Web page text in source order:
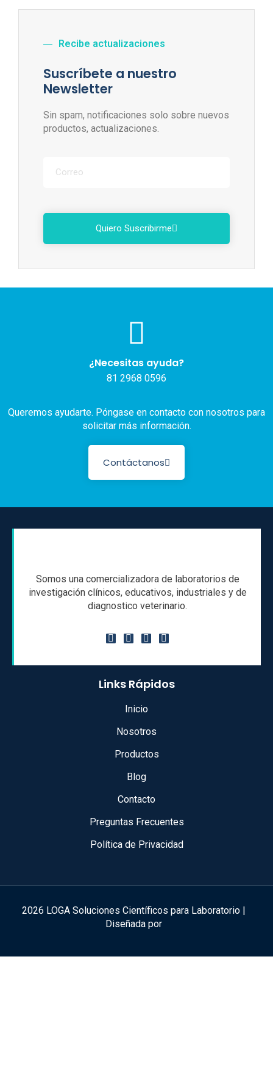
Recibe actualizaciones
Suscríbete a nuestro
Newsletter
Sin spam, notificaciones solo sobre nuevos
productos, actualizaciones.
Quiero Suscribirme
¿Necesitas ayuda?
81 2968 0596
Queremos ayudarte. Póngase en contacto con nosotros para
solicitar más información.
Contáctanos
Somos una comercializadora de laboratorios de
investigación clínicos, educativos, industriales y de
diagnostico veterinario.
Links Rápidos
Inicio
Nosotros
Productos
Blog
Contacto
Preguntas Frecuentes
Política de Privacidad
2026 LOGA Soluciones Científicos para Laboratorio |
Diseñada por